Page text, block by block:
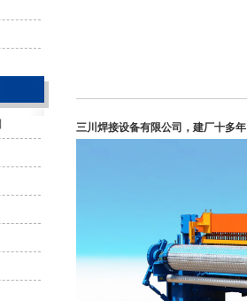
三川焊接设备有限公司，建厂十多